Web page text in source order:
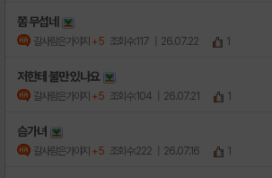
쫌 무섭네
갈사람은가야지 +5 조회수:117 | 26.07.22 1
저한테 불만 있나요
갈사람은가야지 +5 조회수:104 | 26.07.21 1
슴가녀
갈사람은가야지 +5 조회수:222 | 26.07.16 1